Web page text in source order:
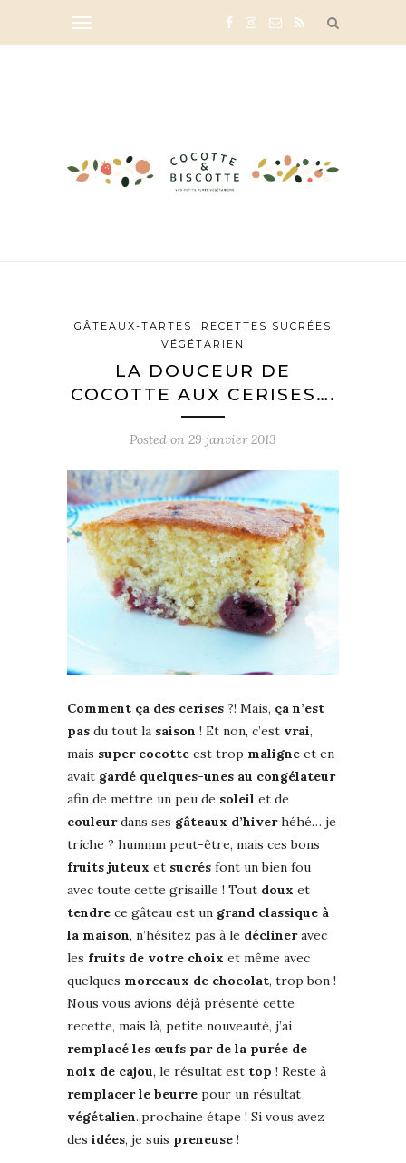
GÂTEAUX-TARTES
RECETTES SUCRÉES
VÉGÉTARIEN
LA DOUCEUR DE
COCOTTE AUX CERISES….
Posted on 29 janvier 2013
Comment ça des cerises ?! Mais, ça n’est
pas du tout la saison ! Et non, c’est vrai,
mais super cocotte est trop maligne et en
avait gardé quelques-unes au congélateur
afin de mettre un peu de soleil et de
couleurdans ses gâteaux d’hiverhéhé… je
triche ? hummm peut-être, mais ces bons
fruits juteux et sucrés font un bien fou
avec toute cette grisaille ! Tout doux et
tendre ce gâteau est un grand classique à
la maison, n’hésitez pas à le déclineravec
les fruits de votre choix et même avec
quelques morceaux de chocolat, trop bon !
Nous vous avions déjà présenté cette
recette, mais là, petite nouveauté, j’ai
remplacé les œufs par de la purée de
noix de cajou, le résultat est top ! Reste à
remplacer le beurre pour un résultat
végétalien..prochaine étape ! Si vous avez
des idées, je suis preneuse !